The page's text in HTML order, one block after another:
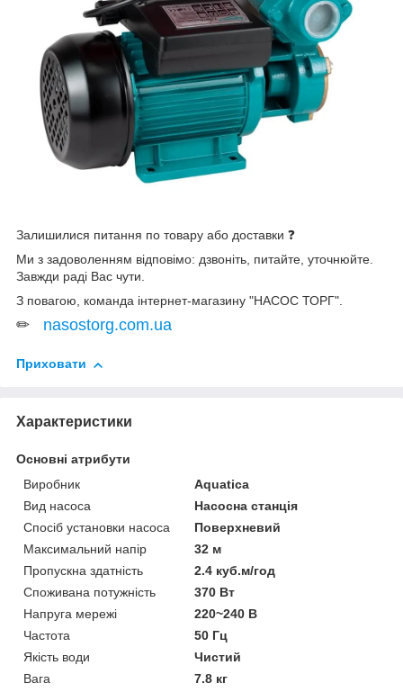
Залишилися питання по товару або доставки ❓
Ми з задоволенням відповімо: дзвоніть, питайте, уточнюйте.
Завжди раді Вас чути.
З повагою, команда інтернет-магазину "НАСОС ТОРГ".
✏ nasostorg.com.ua
Приховати
Характеристики
Основні атрибути
Виробник
Aquatica
Вид насоса
Насосна станція
Спосіб установки насоса
Поверхневий
Максимальний напір
32 м
Пропускна здатність
2.4 куб.м/год
Споживана потужність
370 Вт
Напруга мережі
220~240 В
Частота
50 Гц
Якість води
Чистий
Вага
7.8 кг